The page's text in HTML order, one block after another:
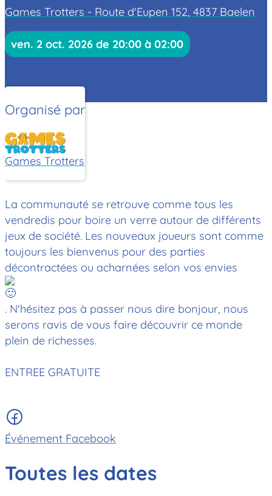
Games Trotters - Route d'Eupen 152, 4837 Baelen
ven. 2 oct. 2026 de 20:00 à 02:00
Organisé par
Games Trotters
La communauté se retrouve comme tous les
vendredis pour boire un verre autour de différents
jeux de société. Les nouveaux joueurs sont comme
toujours les bienvenus pour des parties
décontractées ou acharnées selon vos envies
. N'hésitez pas à passer nous dire bonjour, nous
serons ravis de vous faire découvrir ce monde
plein de richesses.
ENTREE GRATUITE
Événement Facebook
Toutes les dates